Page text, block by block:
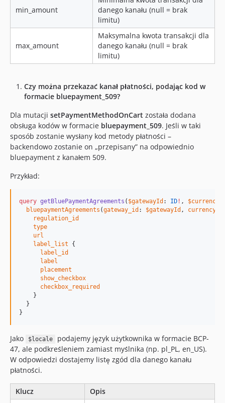
min_amount
danego kanału (null = brak
limitu)
max_amount
Maksymalna kwota transakcji dla
danego kanału (null = brak
limitu)
Czy można przekazać kanał płatności, podając kod w
formacie bluepayment_509?
Dla mutacji setPaymentMethodOnCart została dodana
obsługa kodów w formacie bluepayment_509. Jeśli w taki
sposób zostanie wysłany kod metody płatności –
backendowo zostanie on „przepisany” na odpowiednio
bluepayment z kanałem 509.
Przykład:
query getBluePaymentAgreements ( $gatewayId : ID ! , $currency
bluepaymentAgreements (gateway_id : $gatewayId , currency
regulation_id
type
url
label_list {
label_id
label
placement
show_checkbox
checkbox_required
    }
  }
}
Jako $locale
podajemy język użytkownika w formacie BCP-
47, ale podkreśleniem zamiast myślnika (np. pl_PL, en_US).
W odpowiedzi dostajemy listę zgód dla danego kanału
płatności.
Klucz Opis